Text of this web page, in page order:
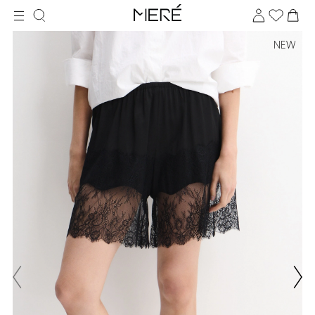
NEW
Для клиентов всех банков
Разбейте
оплату на части
без переплат
График платежей